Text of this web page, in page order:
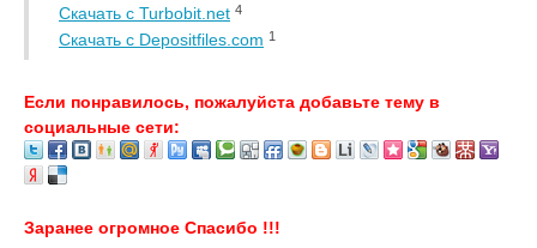
Скачать с Turbobit.net 4
Скачать с Depositfiles.com 1
Если понравилось, пожалуйста добавьте тему в
социальные сети:
Заранее огромное Спасибо !!!